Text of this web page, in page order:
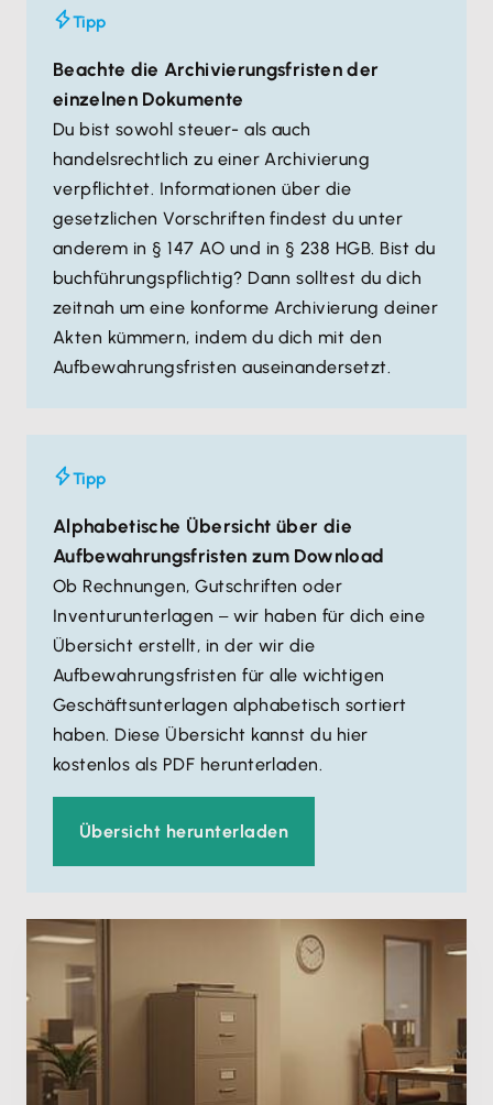
Tipp
Beachte die Archivierungsfristen der
einzelnen Dokumente
Du bist sowohl steuer- als auch
handelsrechtlich zu einer Archivierung
verpflichtet. Informationen über die
gesetzlichen Vorschriften findest du unter
anderem in § 147 AO und in § 238 HGB. Bist du
buchführungspflichtig? Dann solltest du dich
zeitnah um eine konforme Archivierung deiner
Akten kümmern, indem du dich mit den
Aufbewahrungsfristen auseinandersetzt.
Tipp
Alphabetische Übersicht über die
Aufbewahrungsfristen zum Download
Ob Rechnungen, Gutschriften oder
Inventurunterlagen–wir haben für dich eine
Übersicht erstellt, in der wir die
Aufbewahrungsfristen für alle wichtigen
Geschäftsunterlagen alphabetisch sortiert
haben. Diese Übersicht kannst du hier
kostenlos als PDF herunterladen.
Übersicht herunterladen